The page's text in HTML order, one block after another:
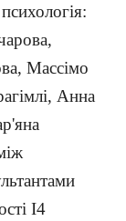
Массімо
Анна
I4